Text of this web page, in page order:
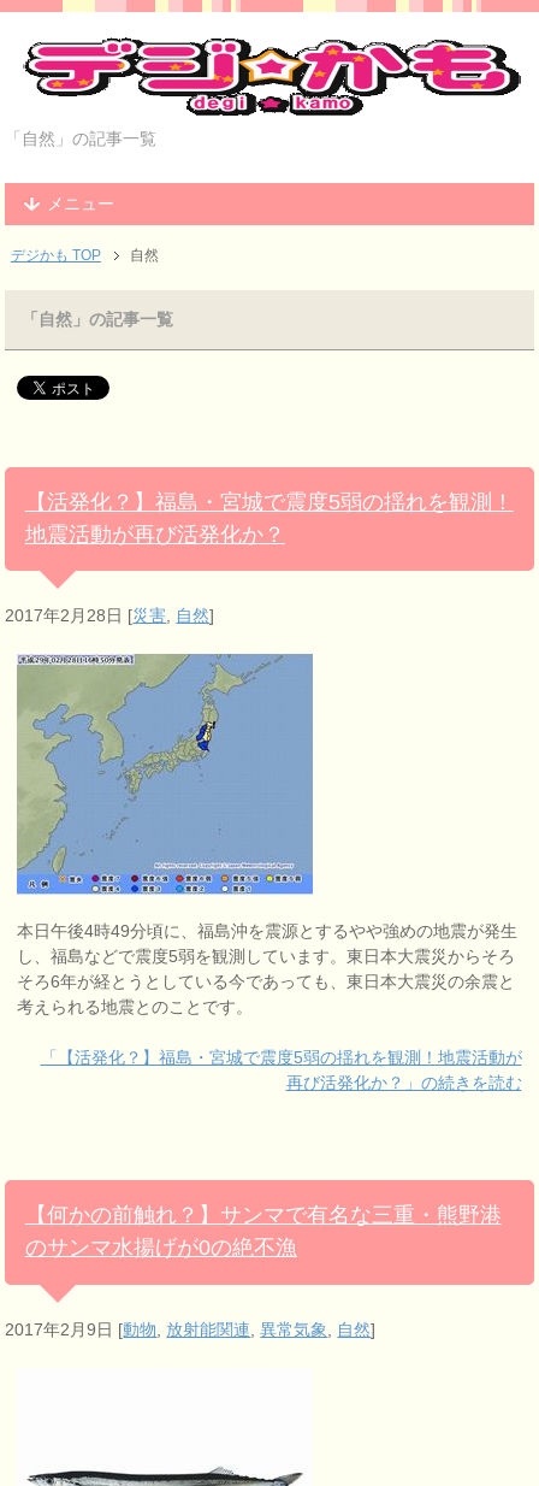
「自然」の記事一覧
メニュー
デジかも TOP 自然
「自然」の記事一覧
【活発化？】福島・宮城で震度5弱の揺れを観測！
地震活動が再び活発化か？
2017年2月28日 [災害 自然]
本日午後4時49分頃に、福島沖を震源とするやや強めの地震が発生
し、福島などで震度5弱を観測しています。東日本大震災からそろ
そろ6年が経とうとしている今であっても、東日本大震災の余震と
考えられる地震とのことです。
「【活発化？】福島・宮城で震度5弱の揺れを観測！地震活動が
再び活発化か？」の続きを読む
【何かの前触れ？】サンマで有名な三重・熊野港
のサンマ水揚げが0の絶不漁
2017年2月9日 [動物 放射能関連 ,異常気象 自然]